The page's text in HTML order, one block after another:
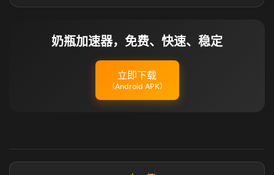
奶瓶加速器，免费、快速、稳定
立即下载
（Android APK）